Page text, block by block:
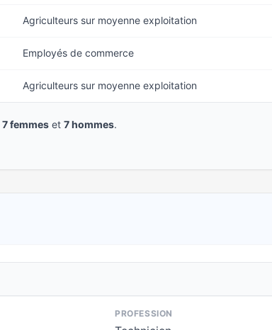
Agriculteurs sur moyenne exploitation
Employés de commerce
Agriculteurs sur moyenne exploitation
7 femmes et 7 hommes.
PROFESSION